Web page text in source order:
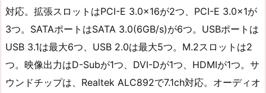
対応。拡張スロットはPCI-E 3.0×16が2つ、PCI-E 3.0×1が
3つ。SATAポートはSATA 3.0(6GB/s)が6つ。USBポートは
USB 3.1は最大6つ、USB 2.0は最大5つ。M.2スロットは2
つ。映像出力はD-Subが1つ、DVI-Dが1つ、HDMIが1つ。サ
ウンドチップは、Realtek ALC892で7.1ch対応。オーディオ